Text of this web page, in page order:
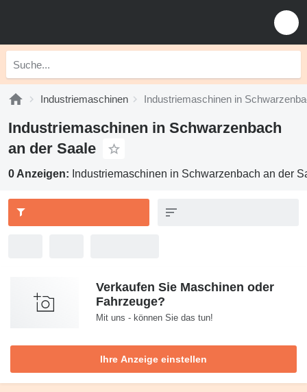
Industriemaschinen Industriemaschinen in
Industriemaschinen in Schwarzenbach
an der Saale
0 Anzeigen: Industriemaschinen in Schwarzenbach an der
Verkaufen Sie Maschinen oder
Fahrzeuge?
Mit uns - können Sie das tun!
Ihre Anzeige einstellen